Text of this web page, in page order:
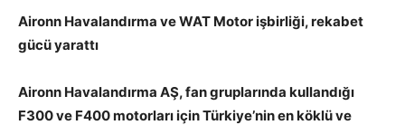
Aironn Havalandırma ve WAT Motor işbirliği, rekabet
gücü yarattı
Aironn Havalandırma AŞ, fan gruplarında kullandığı
F300 ve F400 motorları için Türkiye’nin en köklü ve